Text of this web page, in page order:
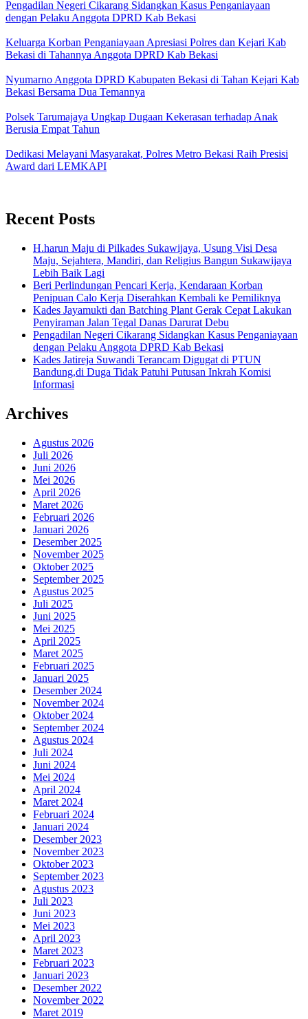
Pengadilan Negeri Cikarang Sidangkan Kasus Penganiayaan
dengan Pelaku Anggota DPRD Kab Bekasi
Keluarga Korban Penganiayaan Apresiasi Polres dan Kejari Kab
Bekasi di Tahannya Anggota DPRD Kab Bekasi
Nyumarno Anggota DPRD Kabupaten Bekasi di Tahan Kejari Kab
Bekasi Bersama Dua Temannya
Polsek Tarumajaya Ungkap Dugaan Kekerasan terhadap Anak
Berusia Empat Tahun
Dedikasi Melayani Masyarakat, Polres Metro Bekasi Raih Presisi
Award dari LEMKAPI
Recent Posts
H.harun Maju di Pilkades Sukawijaya, Usung Visi Desa
Maju, Sejahtera, Mandiri, dan Religius Bangun Sukawijaya
Lebih Baik Lagi
Beri Perlindungan Pencari Kerja, Kendaraan Korban
Penipuan Calo Kerja Diserahkan Kembali ke Pemiliknya
Kades Jayamukti dan Batching Plant Gerak Cepat Lakukan
Penyiraman Jalan Tegal Danas Darurat Debu
Pengadilan Negeri Cikarang Sidangkan Kasus Penganiayaan
dengan Pelaku Anggota DPRD Kab Bekasi
Kades Jatireja Suwandi Terancam Digugat di PTUN
Bandung,di Duga Tidak Patuhi Putusan Inkrah Komisi
Informasi
Archives
Agustus 2026
Juli 2026
Juni 2026
Mei 2026
April 2026
Maret 2026
Februari 2026
Januari 2026
Desember 2025
November 2025
Oktober 2025
September 2025
Agustus 2025
Juli 2025
Juni 2025
Mei 2025
April 2025
Maret 2025
Februari 2025
Januari 2025
Desember 2024
November 2024
Oktober 2024
September 2024
Agustus 2024
Juli 2024
Juni 2024
Mei 2024
April 2024
Maret 2024
Februari 2024
Januari 2024
Desember 2023
November 2023
Oktober 2023
September 2023
Agustus 2023
Juli 2023
Juni 2023
Mei 2023
April 2023
Maret 2023
Februari 2023
Januari 2023
Desember 2022
November 2022
Maret 2019